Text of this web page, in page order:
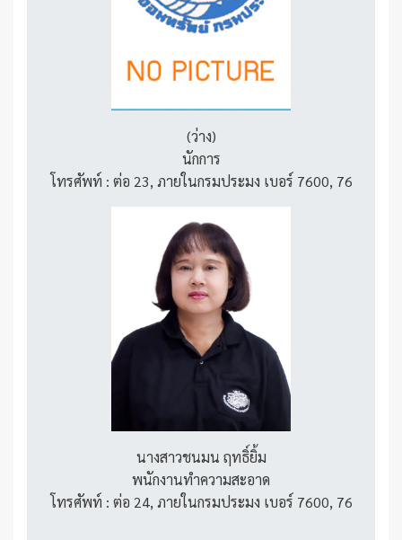
(ว่าง)
นักการ
โทรศัพท์ : ต่อ 23, ภายในกรมประมง เบอร์ 7600, 76
นางสาวชนมน ฤทธิ์ยิ้ม
พนักงานทำความสะอาด
โทรศัพท์ : ต่อ 24, ภายในกรมประมง เบอร์ 7600, 76